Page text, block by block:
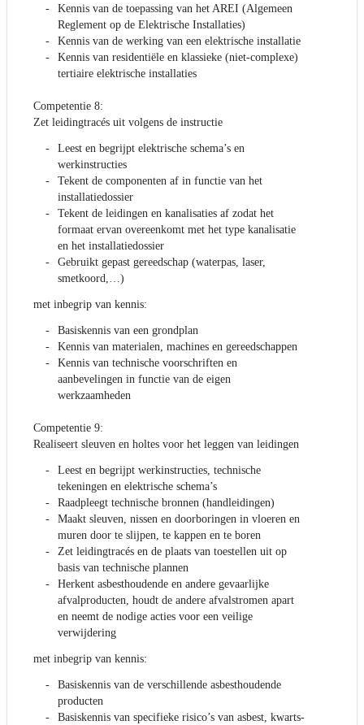
Kennis van de toepassing van het AREI (Algemeen
Reglement op de Elektrische Installaties)
Kennis van de werking van een elektrische installatie
Kennis van residentiële en klassieke (niet-complexe)
tertiaire elektrische installaties
Competentie 8:
Zet leidingtracés uit volgens de instructie
Leest en begrijpt elektrische schema’s en
werkinstructies
Tekent de componenten af in functie van het
installatiedossier
Tekent de leidingen en kanalisaties af zodat het
formaat ervan overeenkomt met het type kanalisatie
en het installatiedossier
Gebruikt gepast gereedschap (waterpas, laser,
smetkoord,…)
met inbegrip van kennis:
Basiskennis van een grondplan
Kennis van materialen, machines en gereedschappen
Kennis van technische voorschriften en
aanbevelingen in functie van de eigen
werkzaamheden
Competentie 9:
Realiseert sleuven en holtes voor het leggen van leidingen
Leest en begrijpt werkinstructies, technische
tekeningen en elektrische schema’s
Raadpleegt technische bronnen (handleidingen)
Maakt sleuven, nissen en doorboringen in vloeren en
muren door te slijpen, te kappen en te boren
Zet leidingtracés en de plaats van toestellen uit op
basis van technische plannen
Herkent asbesthoudende en andere gevaarlijke
afvalproducten, houdt de andere afvalstromen apart
en neemt de nodige acties voor een veilige
verwijdering
met inbegrip van kennis:
Basiskennis van de verschillende asbesthoudende
producten
Basiskennis van specifieke risico’s van asbest, kwarts-